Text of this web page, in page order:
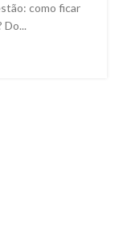
como ficar
Do...